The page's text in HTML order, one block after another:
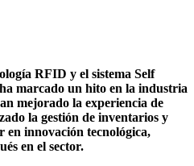
RFID y el sistema Self
marcado un hito en la industria
mejorado la experiencia de
la gestión de inventarios y
en innovación tecnológica,
en el sector.